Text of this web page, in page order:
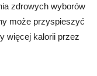
zdrowych wyborów
może przyspieszyć
więcej kalorii przez